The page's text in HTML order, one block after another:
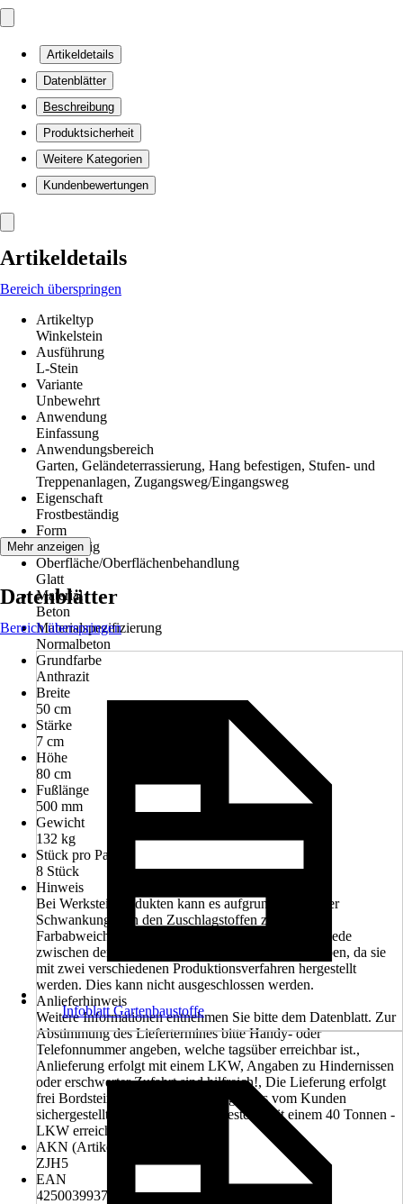
Artikeldetails
Datenblätter
Beschreibung
Produktsicherheit
Weitere Kategorien
Kundenbewertungen
Artikeldetails
Bereich überspringen
Artikeltyp
Winkelstein
Ausführung
L-Stein
Variante
Unbewehrt
Anwendung
Einfassung
Anwendungsbereich
Garten, Geländeterrassierung, Hang befestigen, Stufen- und
Treppenanlagen, Zugangsweg/Eingangsweg
Eigenschaft
Frostbeständig
Form
Rechteckig
Oberfläche/Oberflächenbehandlung
Glatt
Material
Beton
Materialspezifizierung
Normalbeton
Grundfarbe
Anthrazit
Breite
50 cm
Stärke
7 cm
Höhe
80 cm
Fußlänge
500 mm
Gewicht
132 kg
Stück pro Palette
8 Stück
Hinweis
Bei Werksteinprodukten kann es aufgrund natürlicher
Schwankungen in den Zuschlagstoffen zu leichten
Farbabweichungen kommen. Es kann Farbunterschiede
zwischen den L-Steinen und den L-Stein-Ecken geben, da sie
mit zwei verschiedenen Produktionsverfahren hergestellt
werden. Dies kann nicht ausgeschlossen werden.
Anlieferhinweis
Weitere Informationen entnehmen Sie bitte dem Datenblatt. Zur
Abstimmung des Liefertermines bitte Handy- oder
Telefonnummer angeben, welche tagsüber erreichbar ist.,
Anlieferung erfolgt mit einem LKW, Angaben zu Hindernissen
oder erschwerter Zufahrt sind hilfreich!, Die Lieferung erfolgt
frei Bordsteinkante, Vor Bestellung muss vom Kunden
sichergestellt sein, dass die Entladestelle mit einem 40 Tonnen -
LKW erreichbar ist.
AKN (Artikelkurznummer)
ZJH5
EAN
4250039937112
Mehr anzeigen
Datenblätter
Bereich überspringen
Infoblatt Gartenbaustoffe